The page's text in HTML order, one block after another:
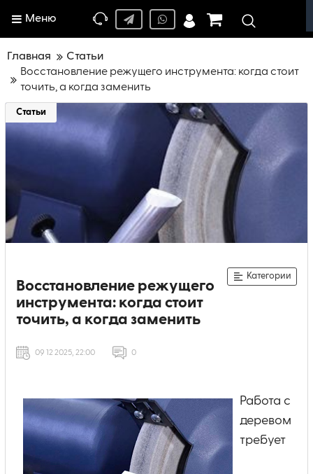
Меню
Главная
Статьи
Восстановление режущего инструмента: когда стоит
точить, а когда заменить
Статьи
Восстановление режущего
инструмента: когда стоит
точить, а когда заменить
Категории
09 12 2025, 22:00 0
Работа с
деревом
требует